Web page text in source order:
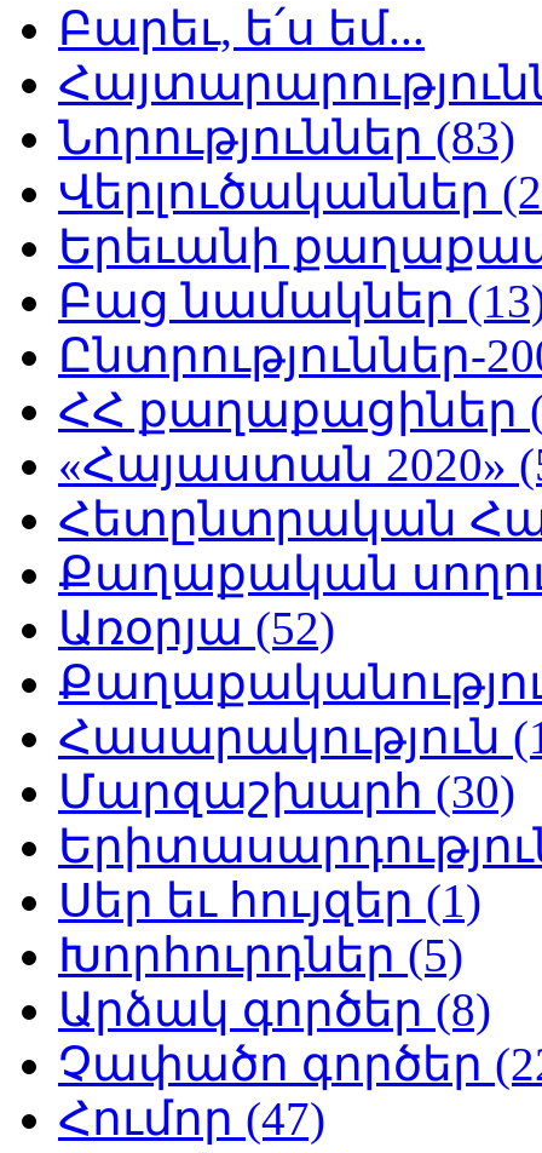
Բարեւ, ե՛ս եմ...
Նորություններ (83)
Վերլուծականներ
Երեւանի
Բաց նամակներ
Ընտրություններ-
ՀՀ քաղաքացիներ
«Հայաստան 2020»
Հետընտրական
Քաղաքական
Առօրյա (52)
Հասարակություն
Մարզաշխարհ (30)
Սեր եւ հույզեր (1)
Խորհուրդներ (5)
Արձակ գործեր (8)
Չափածո գործեր
Հումոր (47)